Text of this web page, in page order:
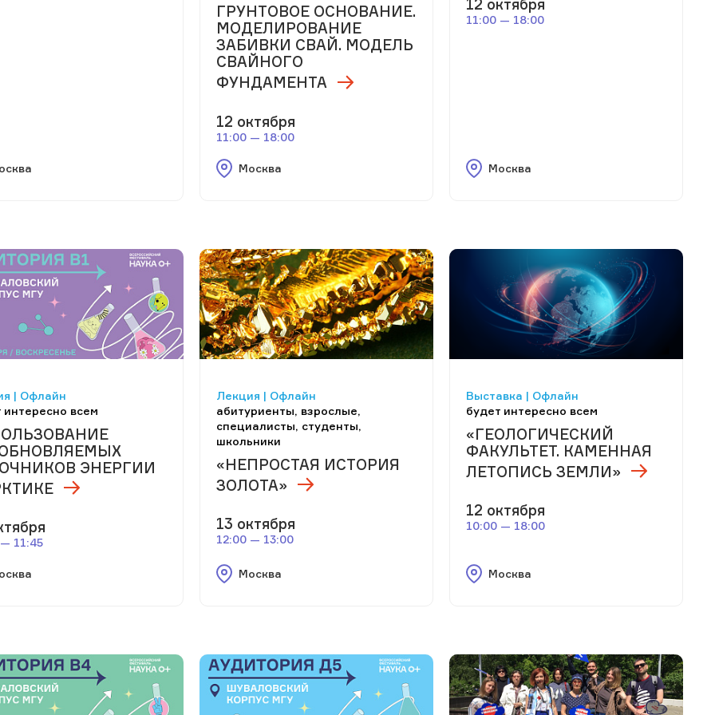
ГРУНТОВОЕ ОСНОВАНИЕ.
МОДЕЛИРОВАНИЕ
ЗАБИВКИ СВАЙ. МОДЕЛЬ
СВАЙНОГО
ФУНДАМЕНТА
12 октября
11:00 — 18:00
Москва
12 октября
11:00 — 18:00
Москва
| Офлайн
интересно всем
ЭНЕРГИИ
11:45
Лекция | Офлайн
абитуриенты, взрослые,
специалисты, студенты,
школьники
«НЕПРОСТАЯ ИСТОРИЯ
ЗОЛОТА»
13 октября
12:00 — 13:00
Москва
Выставка | Офлайн
будет интересно всем
«ГЕОЛОГИЧЕСКИЙ
ФАКУЛЬТЕТ. КАМЕННАЯ
ЛЕТОПИСЬ ЗЕМЛИ»
12 октября
10:00 — 18:00
Москва